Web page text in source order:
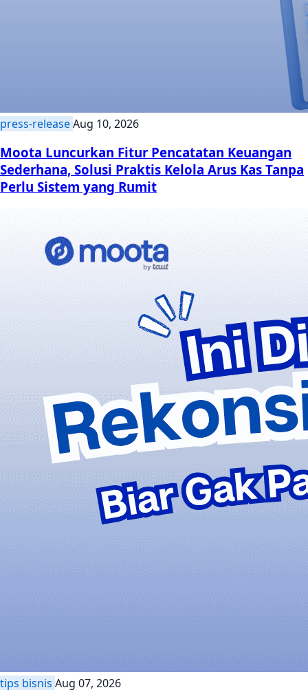
press-releaseAug 10, 2026
Moota Luncurkan Fitur Pencatatan Keuangan
Sederhana, Solusi Praktis Kelola Arus Kas Tanpa
Perlu Sistem yang Rumit
tips bisnis Aug 07, 2026